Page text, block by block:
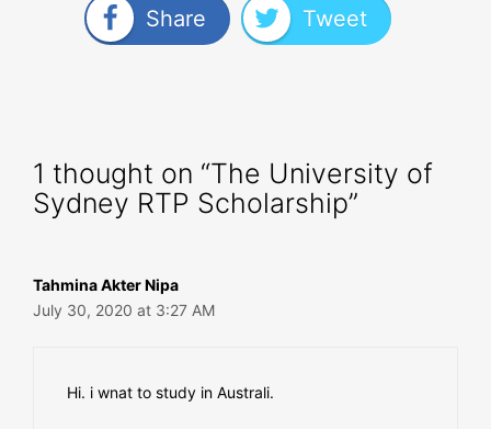
Share Tweet
1 thought on “The University of
Sydney RTP Scholarship”
Tahmina Akter Nipa
July 30, 2020 at 3:27 AM
Hi. i wnat to study in Australi.